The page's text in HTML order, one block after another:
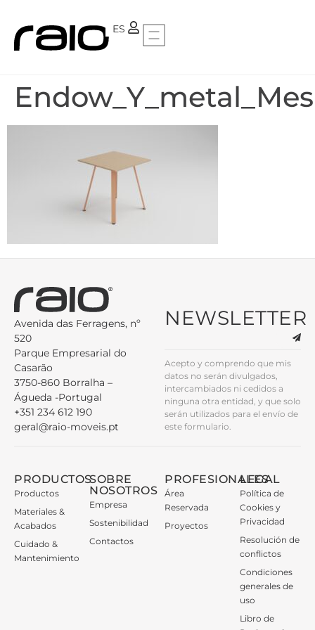
ES
PT
Avenida das Ferragens, nº
520
Parque Empresarial do
Casarão
3750-860 Borralha –
Águeda -Portugal
+351 234 612 190
geral@raio-moveis.pt
NEWSLETTER
Acepto y comprendo que mis
datos no serán divulgados,
intercambiados ni cedidos a
ninguna otra entidad, y que solo
serán utilizados para el envío de
este formulario.
PRODUCTOS
Productos
Materiales &
Acabados
Cuidado &
Mantenimiento
SOBRE
NOSOTROS
Empresa
Sostenibilidad
Contactos
PROFESIONALES
Área
Reservada
Proyectos
LEGAL
Política de
Cookies y
Privacidad
Resolución de
conflictos
Condiciones
generales de
uso
Libro de